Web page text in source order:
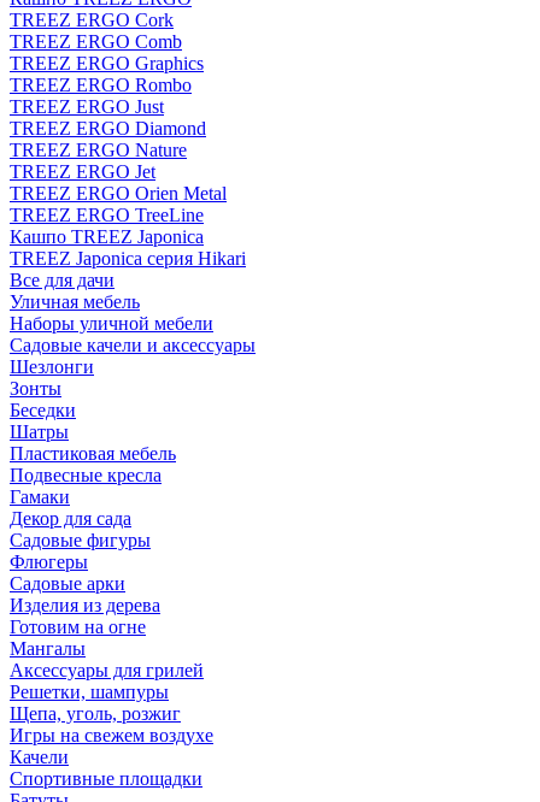
TREEZ ERGO Cork
TREEZ ERGO Comb
TREEZ ERGO Graphics
TREEZ ERGO Rombo
TREEZ ERGO Just
TREEZ ERGO Diamond
TREEZ ERGO Nature
TREEZ ERGO Jet
TREEZ ERGO Orien Metal
TREEZ ERGO TreeLine
Кашпо TREEZ Japonica
TREEZ Japonica серия Hikari
Все для дачи
Уличная мебель
Наборы уличной мебели
Садовые качели и аксессуары
Шезлонги
Зонты
Беседки
Шатры
Пластиковая мебель
Подвесные кресла
Гамаки
Декор для сада
Садовые фигуры
Флюгеры
Садовые арки
Изделия из дерева
Готовим на огне
Мангалы
Аксессуары для грилей
Решетки, шампуры
Щепа, уголь, розжиг
Игры на свежем воздухе
Качели
Спортивные площадки